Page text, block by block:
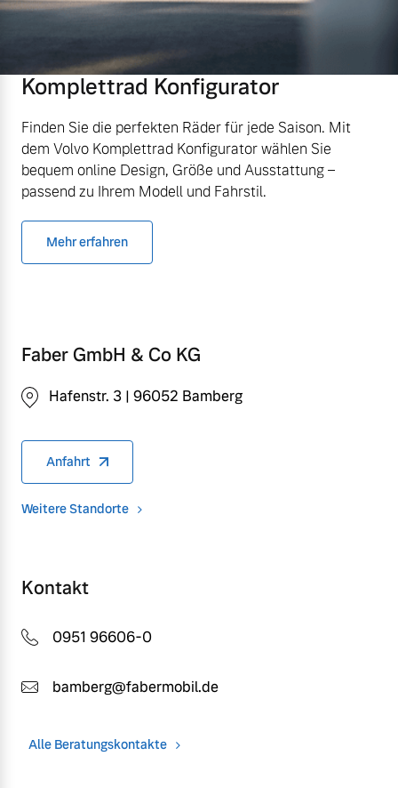
Komplettrad Konfigurator
Finden Sie die perfekten Räder für jede Saison. Mit
dem Volvo Komplettrad Konfigurator wählen Sie
bequem online Design, Größe und Ausstattung –
passend zu Ihrem Modell und Fahrstil.
Mehr erfahren
Faber GmbH & Co KG
Hafenstr. 3 | 96052 Bamberg
Anfahrt
Weitere Standorte
Kontakt
0951 96606-0
bamberg@fabermobil.de
Alle Beratungskontakte